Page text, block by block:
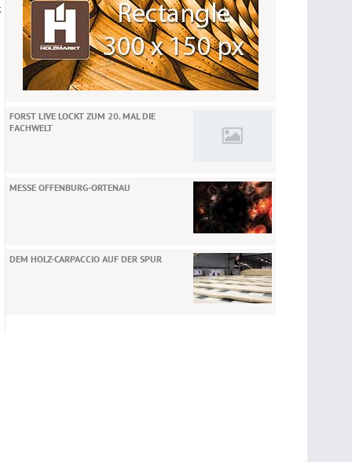
FORST LIVE LOCKT ZUM 20. MAL DIE
FACHWELT
MESSE OFFENBURG-ORTENAU
DEM HOLZ-CARPACCIO AUF DER SPUR